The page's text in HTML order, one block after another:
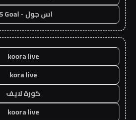
اس جول - AS Goal
koora live
kora live
كورة لايف
koora live